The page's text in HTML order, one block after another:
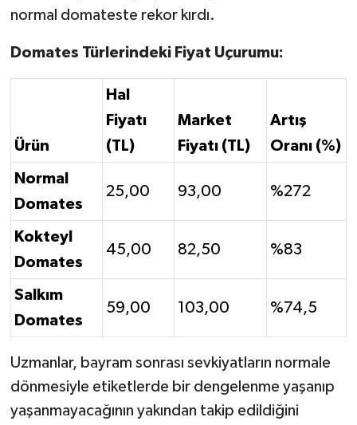
normal domateste rekor kırdı.
Domates Türlerindeki Fiyat Uçurumu:
Ürün
Hal
Fiyatı
(TL)
Market
Fiyatı (TL)
Artış
Oranı (%)
Normal
Domates
25,00 93,00 %272
Kokteyl
Domates
45,00 82,50 %83
Salkım
Domates
59,00 103,00 %74,5
Uzmanlar, bayram sonrası sevkiyatların normale
dönmesiyle etiketlerde bir dengelenme yaşanıp
yaşanmayacağının yakından takip edildiğini